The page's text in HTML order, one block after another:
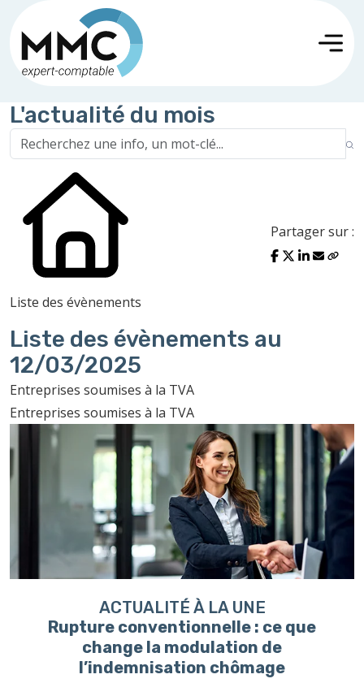
L'actualité du mois
Liste des évènements
Partager sur :
Liste des évènements au
12/03/2025
Entreprises soumises à la TVA
Entreprises soumises à la TVA
ACTUALITÉ À LA UNE
Rupture conventionnelle : ce que
change la modulation de
l’indemnisation chômage